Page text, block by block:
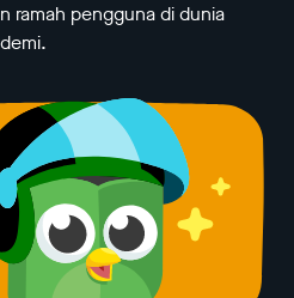
ramah pengguna di dunia